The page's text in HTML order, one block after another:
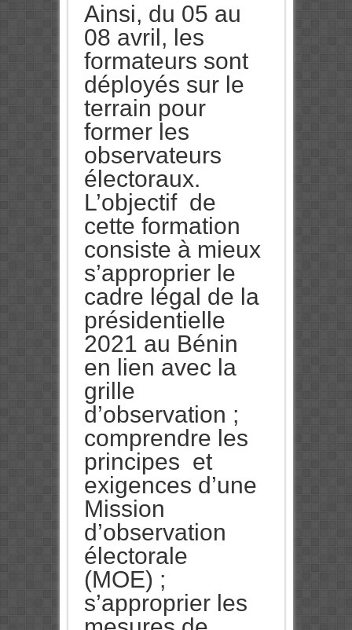
Ainsi, du 05 au
08 avril, les
formateurs sont
déployés sur le
terrain pour
former les
observateurs
électoraux.
L’objectif de
cette formation
consiste à mieux
s’approprier le
cadre légal de la
présidentielle
2021 au Bénin
en lien avec la
grille
d’observation ;
comprendre les
principes et
exigences d’une
Mission
d’observation
électorale
(MOE) ;
s’approprier les